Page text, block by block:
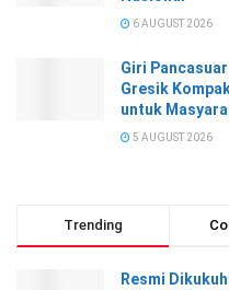
6 AUGUST 2026
Giri
Gresik
untuk
5 AUGUST 2026
Trending
Resmi